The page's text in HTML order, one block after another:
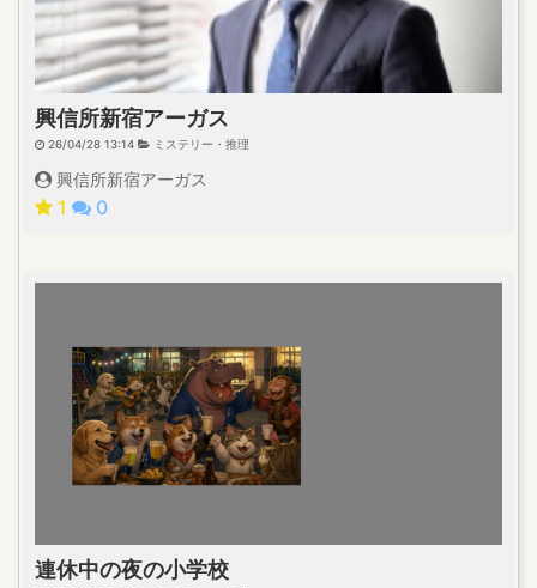
興信所新宿アーガス
26/04/28 13:14 ミステリー・推理
興信所新宿アーガス
1 0
連休中の夜の小学校